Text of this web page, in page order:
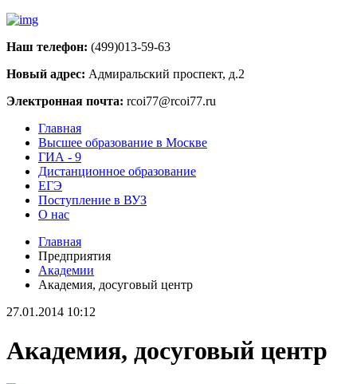
Наш телефон: (499)013-59-63
Новый адрес: Адмиральский проспект, д.2
Электронная почта: rcoi77@rcoi77.ru
Главная
Высшее образование в Москве
ГИА - 9
Дистанционное образование
ЕГЭ
Поступление в ВУЗ
О нас
Главная
Предприятия
Академии
Академия, досуговый центр
27.01.2014 10:12
Академия, досуговый центр